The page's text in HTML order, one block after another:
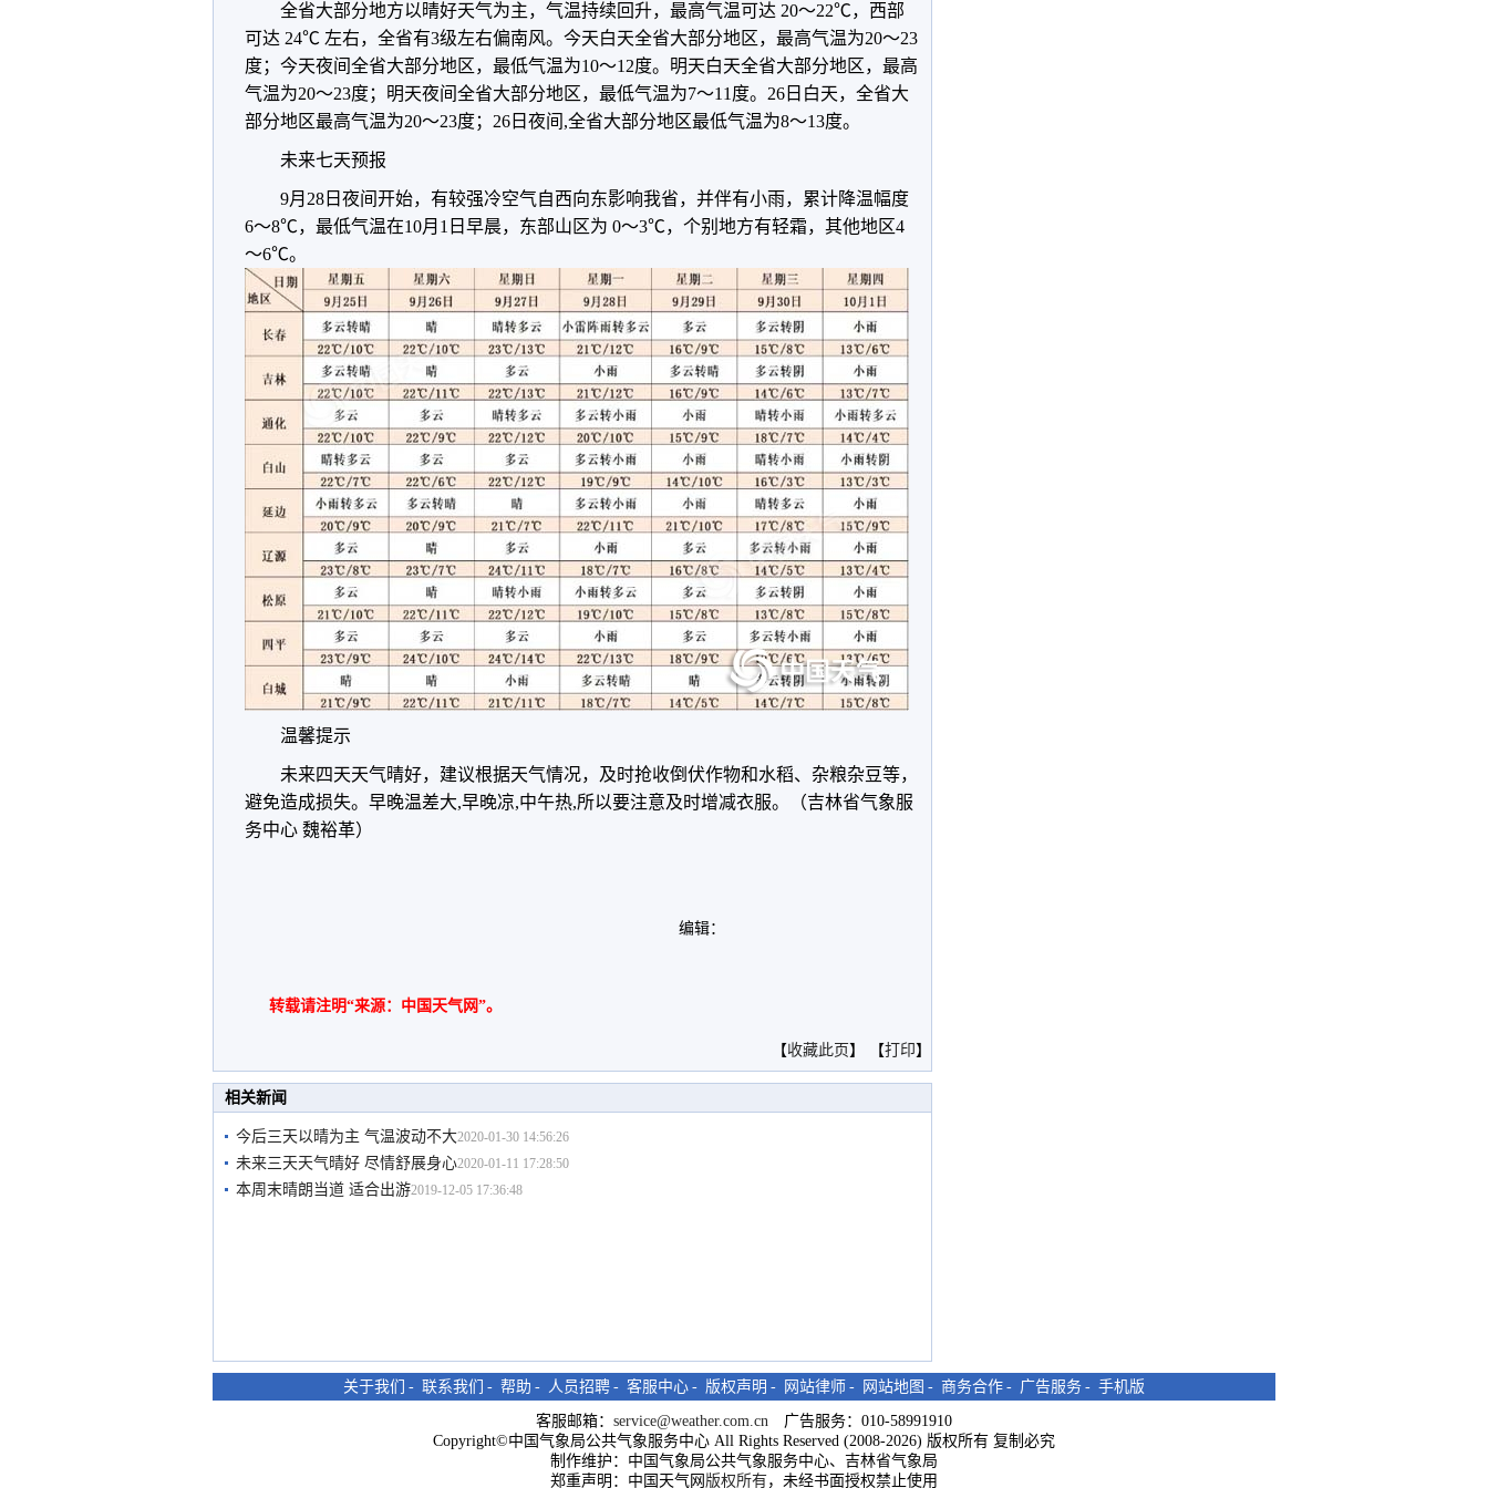
全省大部分地方以晴好天气为主，气温持续回升，最高气温可达 20～22℃，西部
可达 24℃ 左右，全省有3级左右偏南风。今天白天全省大部分地区，最高气温为20～23
度；今天夜间全省大部分地区，最低气温为10～12度。明天白天全省大部分地区，最高
气温为20～23度；明天夜间全省大部分地区，最低气温为7～11度。26日白天，全省大
部分地区最高气温为20～23度；26日夜间,全省大部分地区最低气温为8～13度。
未来七天预报
9月28日夜间开始，有较强冷空气自西向东影响我省，并伴有小雨，累计降温幅度
6～8℃，最低气温在10月1日早晨，东部山区为 0～3℃，个别地方有轻霜，其他地区4
～6℃。
温馨提示
未来四天天气晴好，建议根据天气情况，及时抢收倒伏作物和水稻、杂粮杂豆等，
避免造成损失。早晚温差大,早晚凉,中午热,所以要注意及时增减衣服。（吉林省气象服
务中心 魏裕革）
编辑：
转载请注明“来源：中国天气网”。
【收藏此页 】 【打印】
相关新闻
今后三天以晴为主 气温波动不大2020-01-30 14:56:26
未来三天天气晴好 尽情舒展身心2020-01-11 17:28:50
本周末晴朗当道 适合出游2019-12-05 17:36:48
关于我们 - 联系我们 - 帮助 - 人员招聘 - 客服中心 - 版权声明 - 网站律师 - 网站地图 - 商务合作 - 广告服务 - 手机版
客服邮箱： service@weather.com.cn 广告服务：010-58991910
Copyright©中国气象局公共气象服务中心 All Rights Reserved (2008-2026) 版权所有 复制必究
制作维护：中国气象局公共气象服务中心、吉林省气象局
郑重声明：中国天气网 版权所有，未经书面授权禁止使用